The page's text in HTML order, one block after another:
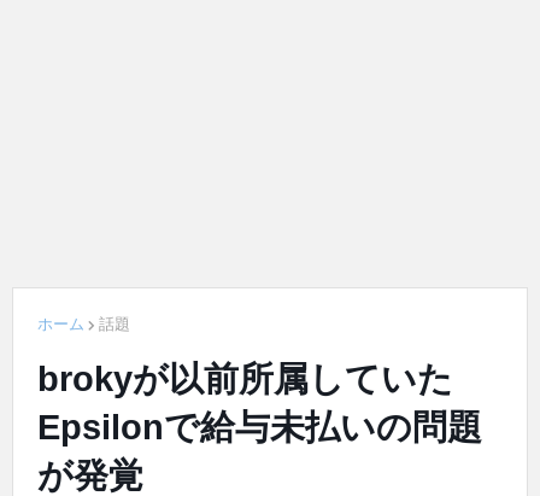
ホーム 話題
brokyが以前所属していた
Epsilonで給与未払いの問題
が発覚